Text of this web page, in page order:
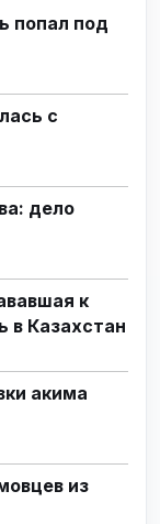
попал под
с
дело
к
в Казахстан
акима
из